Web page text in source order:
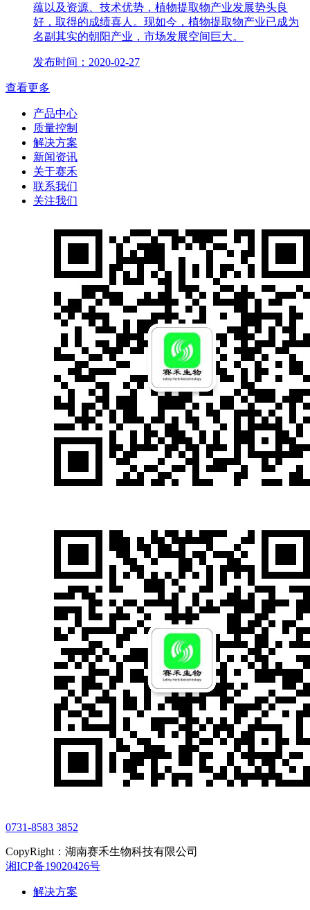
蕴以及资源、技术优势，植物提取物产业发展势头良
好，取得的成绩喜人。现如今，植物提取物产业已成为
名副其实的朝阳产业，市场发展空间巨大。
发布时间：2020-02-27
查看更多
产品中心
质量控制
解决方案
新闻资讯
关于赛禾
联系我们
关注我们
0731-8583 3852
CopyRight：湖南赛禾生物科技有限公司
湘ICP备19020426号
解决方案